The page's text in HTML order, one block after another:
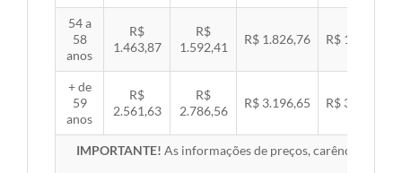
54 a
58
anos
R$
1.463,87
R$
1.592,41
R$ 1.826,76 R$ 1.882,45
+ de
59
anos
R$
2.561,63
R$
2.786,56
R$ 3.196,65 R$ 3.294,10
IMPORTANTE! As informações de preços, carências,